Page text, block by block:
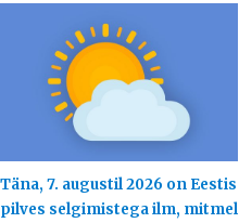
Täna, 7. augustil 2026 on Eestis
pilves selgimistega ilm, mitmel